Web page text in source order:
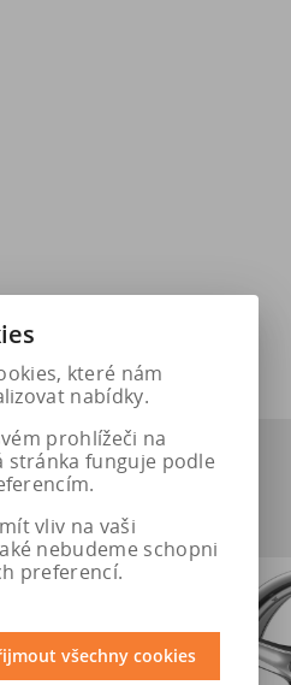
které nám
nabídky.
prohlížeči na
stránka funguje podle
vliv na vaši
nebudeme schopni
preferencí.
všechny cookies